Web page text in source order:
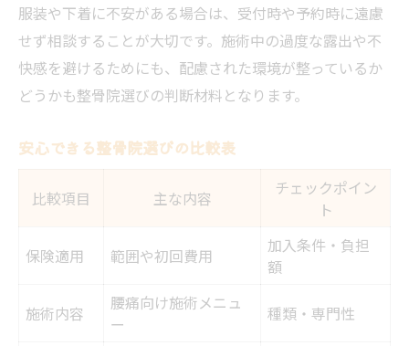
服装や下着に不安がある場合は、受付時や予約時に遠慮
せず相談することが大切です。施術中の過度な露出や不
快感を避けるためにも、配慮された環境が整っているか
どうかも整骨院選びの判断材料となります。
安心できる整骨院選びの比較表
比較項目 主な内容
チェックポイン
ト
保険適用 範囲や初回費用
加入条件・負担
額
施術内容
腰痛向け施術メニュ
ー
種類・専門性